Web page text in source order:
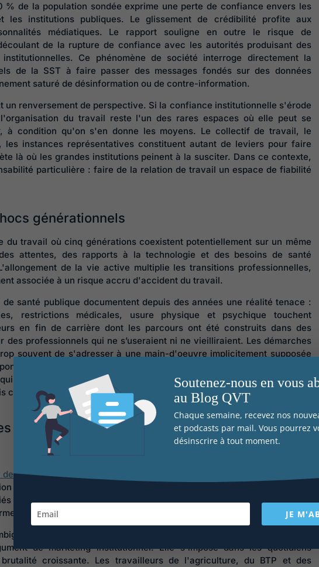
% de la population sondée exprime une perte de confiance envers les
les institutions publiques. Le glissement de crédibilité profite aux
médiatiques. Le rapport souligne en outre le risque de
de la rupture de confiance avec les autorités produisant des
Ce phénomène de société interroge directement la
de la SST à faire passer des messages fondés sur des données
saturé de désinformation ou de contre-information.
un renversement de perspective. Si la confiance institutionnelle s'érode
du travail reste l'un des rares espaces où elle peut se
à condition qu'on s'en donne les moyens. Le collectif de travail, le
les instances représentatives constituent autant de leviers pour faire
là où les grandes institutions peinent à la susciter. Dans ce contexte,
particulière : faire de la relation de travail un espace de fiabilité
générationnels
du travail où cinq générations coexistent potentiellement sur un même
attentes, des rapports à la technologie et des besoins de santé
de la vie active multiplie les transitions professionnelles,
associée à un risque accru d'accident du travail.
santé publique documentent depuis des années une réalité tenace :
restrictions médicales, usure physique et psychique touchent
en fin de carrière dont les parcours ont été construits dans des
des professionnels qui ne s’useraient ni ne vieilliraient. Les démarches
souvent de s'adresser à une main-d'oeuvre implicitement supposée
Le rapport de l'IWH rappelle qu'il est urgent de concevoir des
intègrent la diversité des âges, des capacités et des trajectoires, non
comme une donnée de base.
: une transition qui s'impose dans nos
risques professionnels
de la qualité de l'air, émergence de nouvelles maladies à transmission
aux catastrophes. Elle crée également de nouveaux secteurs d'emploi
de sécurité restent à construire.
persistante : la transition écologique n'est pas un enjeu
de marketing institutionnel. Elle s'impose dans les quotidiens
croissante. Les travailleurs de l'agriculture, du BTP et des
travail :
Soutenez-nous en vous
au Blog QVT
Chaque semaine, recevez nos
et podcasts par mail. Vous pourrez
désinscrire à tout moment.
JE